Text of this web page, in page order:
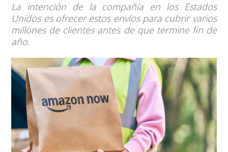
La intención de la compañía en los Estados
Unidos es ofrecer estos envíos para cubrir varios
millones de clientes antes de que termine fin de
año.